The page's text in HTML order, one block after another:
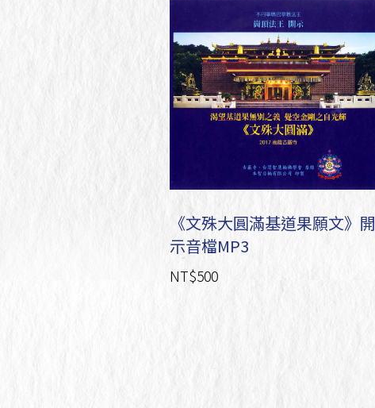
《文殊大圓滿基道果願文》開
示音檔MP3
NT$500